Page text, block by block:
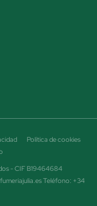
- CIF B19464684
Política de cookies
Teléfono: +34